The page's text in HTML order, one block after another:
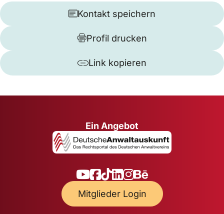
Kontakt speichern
Profil drucken
Link kopieren
Ein Angebot
Mitglieder Login